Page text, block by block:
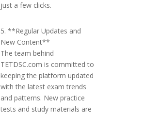
just a few clicks.
5. **Regular Updates and
New Content**
The team behind
TETDSC.com is committed to
keeping the platform updated
with the latest exam trends
and patterns. New practice
tests and study materials are